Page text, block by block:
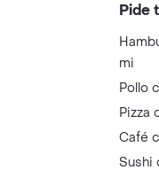
Pide
mi
Pollo
Pizza
Café
Sushi